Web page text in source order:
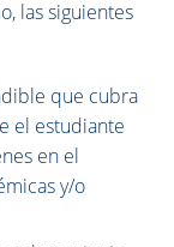
las siguientes
que cubra
el estudiante
en el
y/o